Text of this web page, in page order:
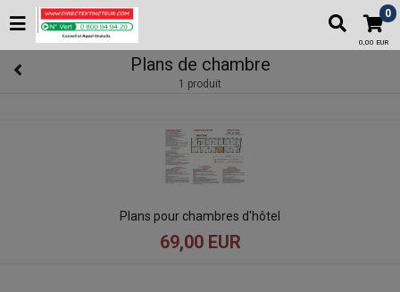
0
0,00 EUR
Plans de chambre
1 produit
Plans pour chambres d'hôtel
69,00 EUR